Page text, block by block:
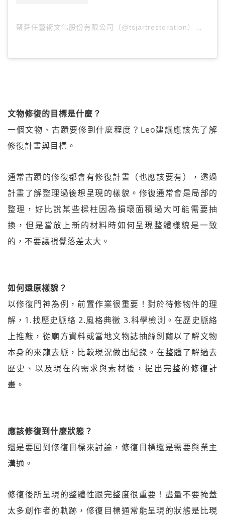
文物修復的目標是什麼？
一個文物、古蹟要修到什麼程度？Leo建議應該先了解
修復計畫與目標。
通常古蹟的修復都會有修復計畫（也應該要有），透過
計畫了解整理過後想呈現的樣貌。修復通常會是局部的
整理，好比說某些樑柱因為損壞面積過大可能需要抽
換，但是當放上新的材料時如何呈現整體樣貌是一致
的，不要讓視覺落差太大。
如何還原樣貌？
以修復門神為例，前置作業很重要！對於待修物件的理
解，1.找歷史脈絡 2.風格典徵 3.科學檢測。在歷史脈絡
上推敲，從廟方資料或當地文物誌抽絲剝繭以了解文物
本身的來龍去脈，比較現況做出紀錄。在整體了解過去
歷史、以及現在的需求與素材後，提出完整的修復計
畫。
應該修復到什麼狀態？
還是要回到修復目標來討論，修復目標還是需要與業主
溝通。
修復後所呈現的整體性跟完整度很重要！盡量不要掩蓋
太多創作者的軌跡，修復目標通常能呈現的狀態是比現